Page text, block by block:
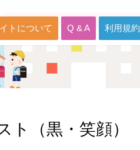
トについて Q & A 利用規約
（黒・笑顔）